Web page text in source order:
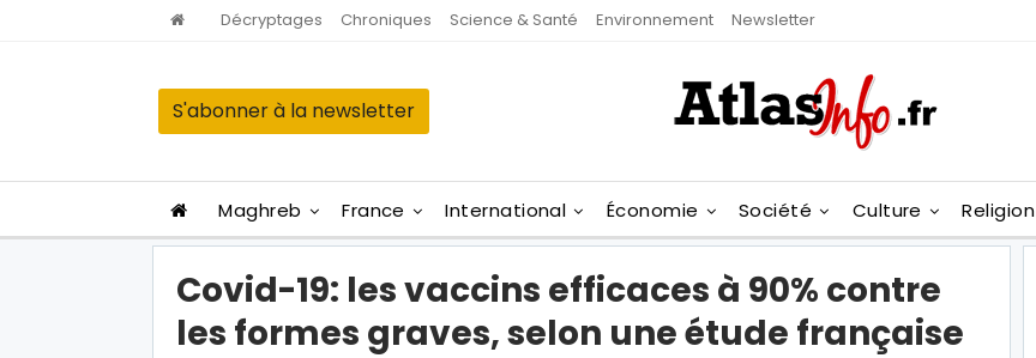
Décryptages Chroniques Science & Santé Environnement Newsletter
S'abonner à la newsletter
Maghreb France International Économie Société Culture Religion
Covid-19: les vaccins efficaces à 90% contre
les formes graves, selon une étude française